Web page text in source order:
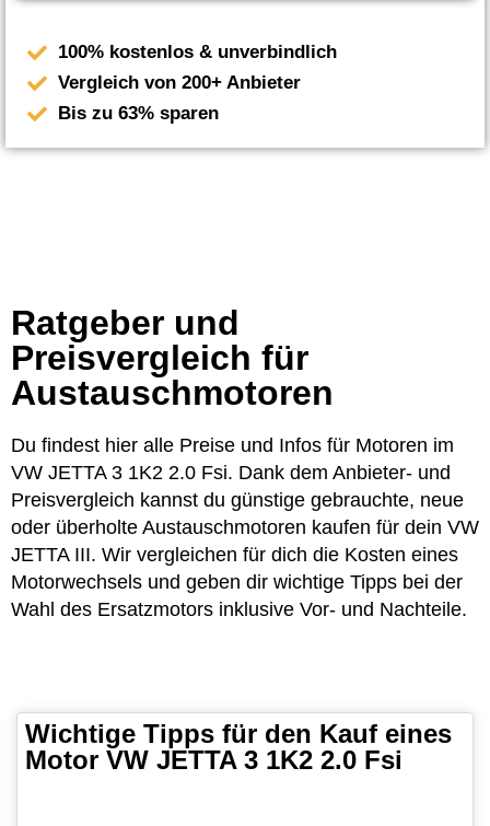
100% kostenlos & unverbindlich
Vergleich von 200+ Anbieter
Bis zu 63% sparen
Ratgeber und
Preisvergleich für
Austauschmotoren
Du findest hier alle Preise und Infos für Motoren im
VW JETTA 3 1K2 2.0 Fsi. Dank dem Anbieter- und
Preisvergleich kannst du günstige gebrauchte, neue
oder überholte Austauschmotoren kaufen für dein VW
JETTA III. Wir vergleichen für dich die Kosten eines
Motorwechsels und geben dir wichtige Tipps bei der
Wahl des Ersatzmotors inklusive Vor- und Nachteile.
Wichtige Tipps für den Kauf eines
Motor VW JETTA 3 1K2 2.0 Fsi